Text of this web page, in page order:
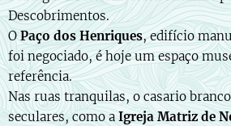
Descobrimentos.
OPaço dos Henriques, edifício
foi negociado, é hoje um espaço
referência.
Nas ruas tranquilas, o casario
seculares, como a Igreja Matriz de